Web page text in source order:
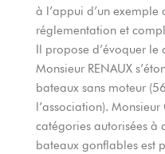
à l’appui d’un exemple
réglementation et
Il propose d’évoquer le
Monsieur RENAUX
bateaux sans moteur
l’association).
catégories autorisées à
bateaux gonflables est